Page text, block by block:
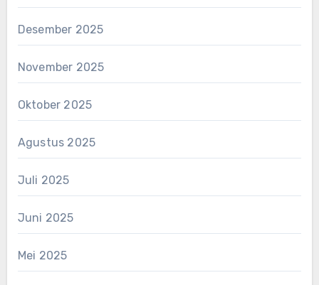
Desember 2025
November 2025
Oktober 2025
Agustus 2025
Juli 2025
Juni 2025
Mei 2025